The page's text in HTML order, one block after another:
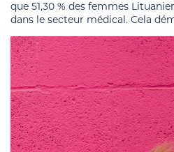
que 51,30 % des femmes
dans le secteur médical. Cela